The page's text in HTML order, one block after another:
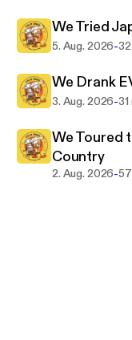
We Tried
5. Aug. 2026-
We Drank
3. Aug. 2026-31
We Toured
Country
2. Aug. 2026-